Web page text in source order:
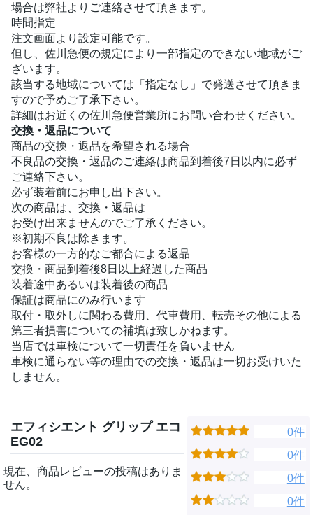
場合は弊社よりご連絡させて頂きます。
時間指定
注文画面より設定可能です。
但し、佐川急便の規定により一部指定のできない地域がご
ざいます。
該当する地域については「指定なし」で発送させて頂きま
すので予めご了承下さい。
詳細はお近くの佐川急便営業所にお問い合わせください。
交換・返品について
商品の交換・返品を希望される場合
不良品の交換・返品のご連絡は商品到着後7日以内に必ず
ご連絡下さい。
必ず装着前にお申し出下さい。
次の商品は、交換・返品は
お受け出来ませんのでご了承ください。
※初期不良は除きます。
お客様の一方的なご都合による返品
交換・商品到着後8日以上経過した商品
装着途中あるいは装着後の商品
保証は商品にのみ行います
取付・取外しに関わる費用、代車費用、転売その他による
第三者損害についての補填は致しかねます。
当店では車検について一切責任を負いません
車検に通らない等の理由での交換・返品は一切お受けいた
しません。
エフィシエント グリップ エコ
EG02
現在、商品レビューの投稿はありま
せん。
0件
0件
0件
0件